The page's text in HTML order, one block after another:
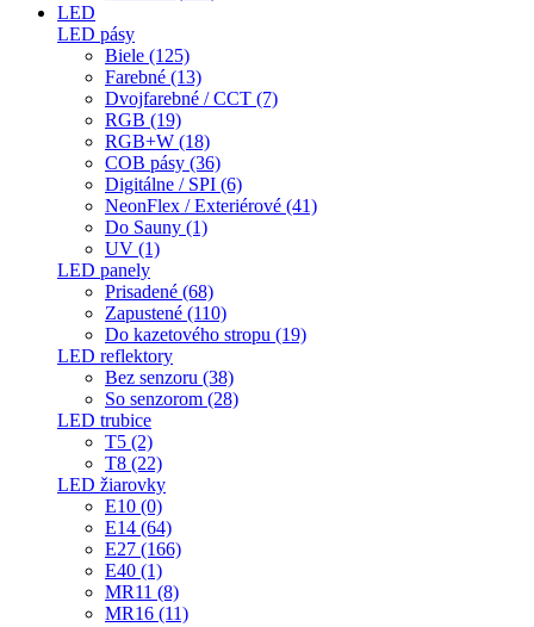
LED
LED pásy
Biele (125)
Farebné (13)
Dvojfarebné / CCT (7)
RGB (19)
RGB+W (18)
COB pásy (36)
Digitálne / SPI (6)
NeonFlex / Exteriérové (41)
Do Sauny (1)
UV (1)
LED panely
Prisadené (68)
Zapustené (110)
Do kazetového stropu (19)
LED reflektory
Bez senzoru (38)
So senzorom (28)
LED trubice
T5 (2)
T8 (22)
LED žiarovky
E10 (0)
E14 (64)
E27 (166)
E40 (1)
MR11 (8)
MR16 (11)